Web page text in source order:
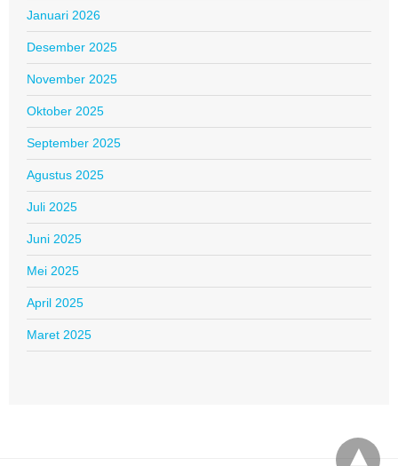
Januari 2026
Desember 2025
November 2025
Oktober 2025
September 2025
Agustus 2025
Juli 2025
Juni 2025
Mei 2025
April 2025
Maret 2025